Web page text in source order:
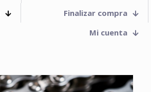
Finalizar compra
Mi cuenta